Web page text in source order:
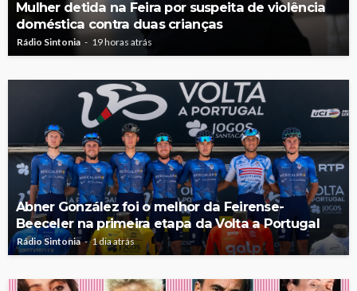
Mulher detida na Feira por suspeita de violência
doméstica contra duas crianças
Rádio Sintonia 19 horas atrás
Abner González foi o melhor da Feirense-
Beeceler na primeira etapa da Volta a Portugal
Rádio Sintonia 1 dia atrás